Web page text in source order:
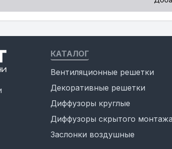
КАТАЛОГ
Вентиляционные решетки
Декоративные решетки
Диффузоры круглые
Диффузоры скрытого монтажа
Заслонки воздушные